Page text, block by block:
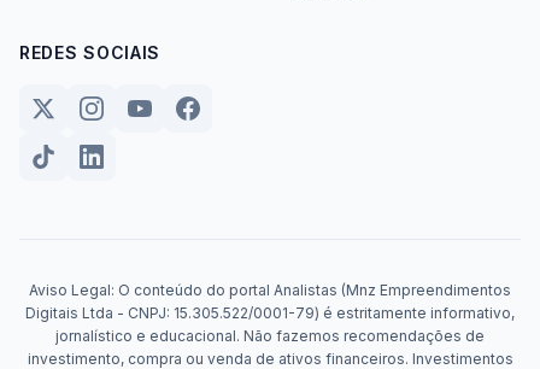
REDES SOCIAIS
Aviso Legal: O conteúdo do portal Analistas (Mnz Empreendimentos
Digitais Ltda - CNPJ: 15.305.522/0001-79) é estritamente informativo,
jornalístico e educacional. Não fazemos recomendações de
investimento, compra ou venda de ativos financeiros. Investimentos